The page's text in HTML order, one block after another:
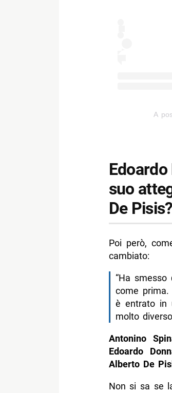
A
suo
De Pisis?
Poi però,
cambiato:
“Ha
come
è entrato in
molto
Antonino
Edoardo
Alberto De
Non si sa se